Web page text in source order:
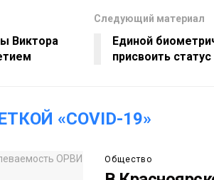
Виктора
Следующий материал
Единой
присвоить
«COVID-19»
Общество